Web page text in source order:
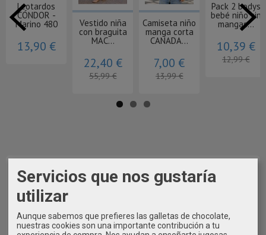
Leotardos
CÓNDOR -
Marino 480
13,90 €
Vestido niña
con braguita
MAC...
22,40 €
55,99 €
Camiseta niño
manga corta
CANADA...
7,00 €
13,99 €
Pack 2 bodys
bebé niño sin
mangas...
10,39 €
12,99 €
Servicios que nos gustaría
utilizar
Aunque sabemos que prefieres las galletas de chocolate,
nuestras cookies son una importante contribución a tu